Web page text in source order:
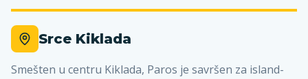
Srce Kiklada
Smešten u centru Kiklada, Paros je savršen za island-